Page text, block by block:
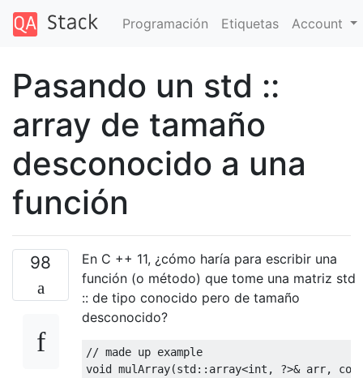
Programación Etiquetas Account
Pasando un std ::
array de tamaño
desconocido a una
función
98
En C ++ 11, ¿cómo haría para escribir una
función (o método) que tome una matriz std
:: de tipo conocido pero de tamaño
desconocido?
// made up example
void mulArray(std:: array<int , ?>& arr,